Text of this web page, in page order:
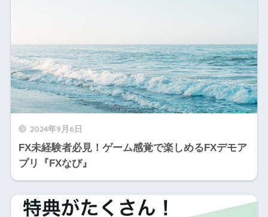
2024年9月6日
FX未経験者必見！ゲーム感覚で楽しめるFXデモア
プリ『FXなび』